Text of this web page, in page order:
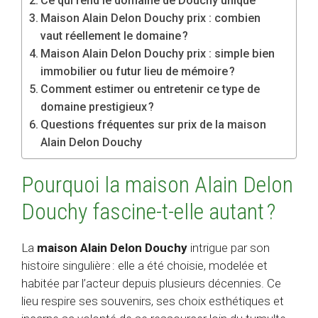
Maison Alain Delon Douchy prix : combien
vaut réellement le domaine ?
Maison Alain Delon Douchy prix : simple bien
immobilier ou futur lieu de mémoire ?
Comment estimer ou entretenir ce type de
domaine prestigieux ?
Questions fréquentes sur prix de la maison
Alain Delon Douchy
Pourquoi la maison Alain Delon
Douchy fascine-t-elle autant ?
La maison Alain Delon Douchy intrigue par son
histoire singulière : elle a été choisie, modelée et
habitée par l’acteur depuis plusieurs décennies. Ce
lieu respire ses souvenirs, ses choix esthétiques et